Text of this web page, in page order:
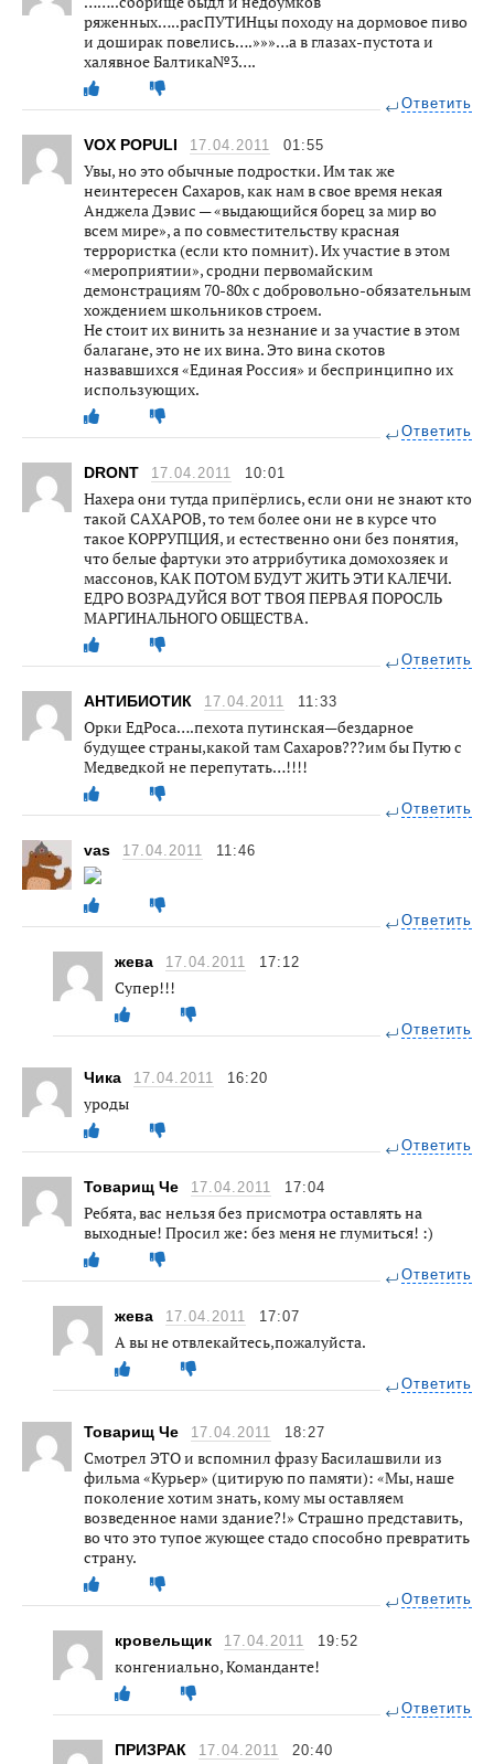
ряженных…..расПУТИНцы походу на дормовое пиво
и доширак повелись….»»»…а в глазах-пустота и
халявное Балтика№3….
Ответить
VOX POPULI 17.04.2011 01:55
Увы, но это обычные подростки. Им так же
неинтересен Сахаров, как нам в свое время некая
Анджела Дэвис — «выдающийся борец за мир во
всем мире», а по совместительству красная
террористка (если кто помнит). Их участие в этом
«мероприятии», сродни первомайским
демонстрациям 70-80х с добровольно-обязательным
хождением школьников строем.
Не стоит их винить за незнание и за участие в этом
балагане, это не их вина. Это вина скотов
назвавшихся «Единая Россия» и беспринципно их
использующих.
Ответить
DRONT 17.04.2011 10:01
Нахера они тутда припёрлись, если они не знают кто
такой САХАРОВ, то тем более они не в курсе что
такое КОРРУПЦИЯ, и естественно они без понятия,
что белые фартуки это атррибутика домохозяек и
массонов, КАК ПОТОМ БУДУТ ЖИТЬ ЭТИ КАЛЕЧИ.
ЕДРО ВОЗРАДУЙСЯ ВОТ ТВОЯ ПЕРВАЯ ПОРОСЛЬ
МАРГИНАЛЬНОГО ОБЩЕСТВА.
Ответить
АНТИБИОТИК 17.04.2011 11:33
Орки ЕдРоса….пехота путинская—бездарное
будущее страны,какой там Сахаров???им бы Путю с
Медведкой не перепутать…!!!!
Ответить
vas 17.04.2011 11:46
Ответить
жева 17.04.2011 17:12
Супер!!!
Ответить
Чика 17.04.2011 16:20
уроды
Ответить
Товарищ Че 17.04.2011 17:04
Ребята, вас нельзя без присмотра оставлять на
выходные! Просил же: без меня не глумиться! :)
Ответить
жева 17.04.2011 17:07
А вы не отвлекайтесь,пожалуйста.
Ответить
Товарищ Че 17.04.2011 18:27
Смотрел ЭТО и вспомнил фразу Басилашвили из
фильма «Курьер» (цитирую по памяти): «Мы, наше
поколение хотим знать, кому мы оставляем
возведенное нами здание?!» Страшно представить,
во что это тупое жующее стадо способно превратить
страну.
Ответить
кровельщик 17.04.2011 19:52
конгениально, Команданте!
Ответить
ПРИЗРАК 17.04.2011 20:40